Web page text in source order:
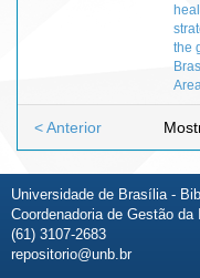
the
< Anterior
Universidade de Brasília -
Coordenadoria de Gestão
(61) 3107-2683
repositorio@unb.br